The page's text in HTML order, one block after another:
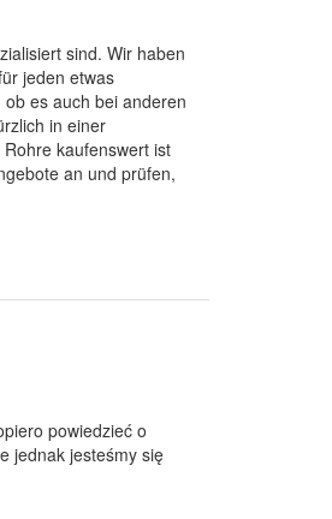
sind. Wir haben
jeden etwas
es auch bei anderen
in einer
kaufenswert ist
an und prüfen,
powiedzieć o
jednak jesteśmy się